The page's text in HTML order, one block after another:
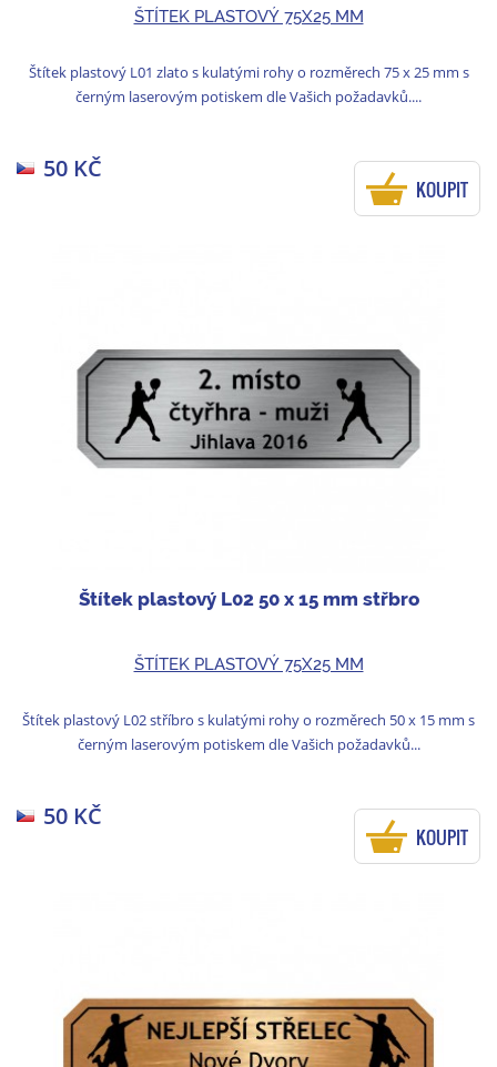
ŠTÍTEK PLASTOVÝ 75X25 MM
Štítek plastový L01 zlato s kulatými rohy o rozměrech 75 x 25 mm s
černým laserovým potiskem dle Vašich požadavků....
50 KČ
KOUPIT
Štítek plastový L02 50 x 15 mm střbro
ŠTÍTEK PLASTOVÝ 75X25 MM
Štítek plastový L02 stříbro s kulatými rohy o rozměrech 50 x 15 mm s
černým laserovým potiskem dle Vašich požadavků...
50 KČ
KOUPIT